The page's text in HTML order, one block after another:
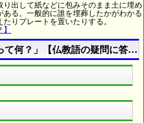
出して紙などに包みそのまま土に埋め
る。一般的に誰を埋葬したかがわかる
りプレートを置いたりする。
て何？」【仏教語の疑問に答え